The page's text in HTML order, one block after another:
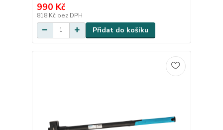
990 Kč
818 Kč bez DPH
Přidat do košíku